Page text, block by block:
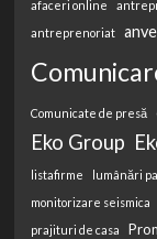
afaceri online
antreprenoriat
Comunicate de presă
Eko Group
listafirme lumânări
monitorizare seismica
prajituri de casa